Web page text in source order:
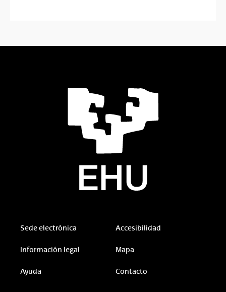
Sede electrónica Accesibilidad
Información legal Mapa
Ayuda Contacto